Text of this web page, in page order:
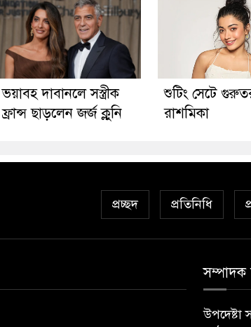
ভয়াবহ দাবানলে সস্ত্রীক
ফ্রান্স ছাড়লেন জর্জ ক্লুনি
শুটিং সেটে
রাশমিকা
প্রচ্ছদ প্রতিনিধি
সম্পাদক
উপদেষ্টা